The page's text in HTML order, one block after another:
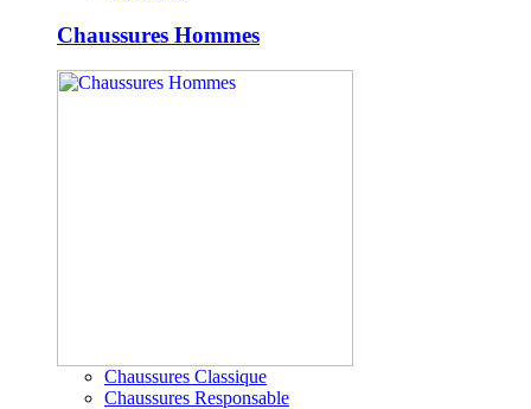
Chaussures Hommes
Chaussures Classique
Chaussures Responsable